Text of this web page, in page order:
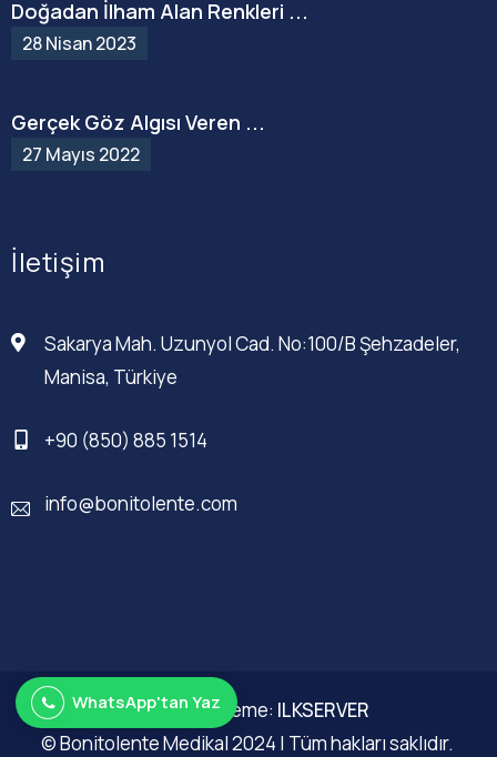
Doğadan İlham Alan Renkleri ...
28 Nisan 2023
Gerçek Göz Algısı Veren ...
27 Mayıs 2022
İletişim
Sakarya Mah. Uzunyol Cad. No:100/B Şehzadeler,
Manisa, Türkiye
+90 (850) 885 1514
info@bonitolente.com
Web Düzenleme: ILKSERVER
© Bonitolente Medikal 2024 | Tüm hakları saklıdır.
WhatsApp'tan Yaz